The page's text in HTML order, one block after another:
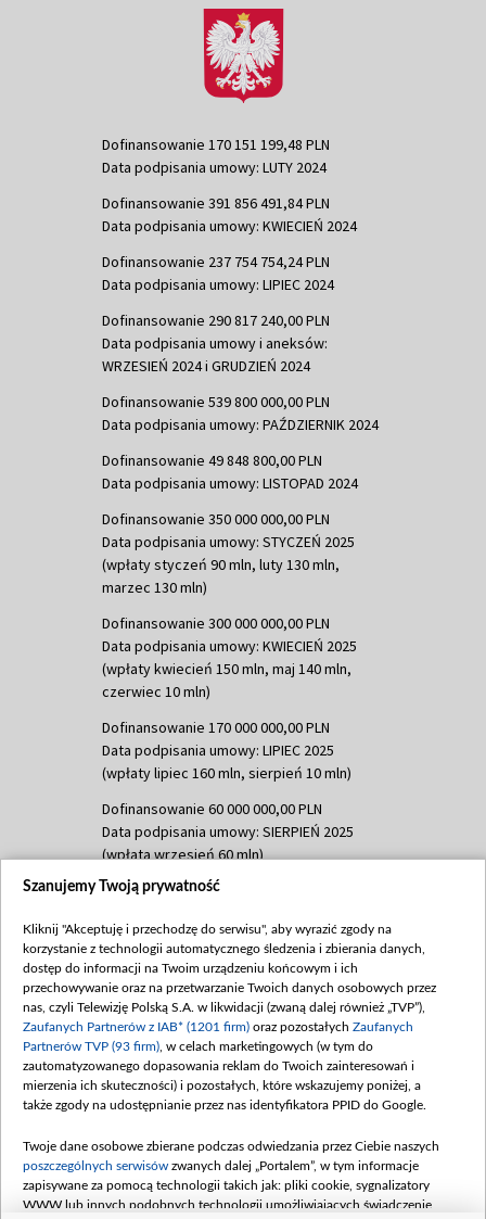
Dofinansowanie 170 151 199,48 PLN
Data podpisania umowy: LUTY 2024
Dofinansowanie 391 856 491,84 PLN
Data podpisania umowy: KWIECIEŃ 2024
Dofinansowanie 237 754 754,24 PLN
Data podpisania umowy: LIPIEC 2024
Dofinansowanie 290 817 240,00 PLN
Data podpisania umowy i aneksów:
WRZESIEŃ 2024 i GRUDZIEŃ 2024
Dofinansowanie 539 800 000,00 PLN
Data podpisania umowy: PAŹDZIERNIK 2024
Dofinansowanie 49 848 800,00 PLN
Data podpisania umowy: LISTOPAD 2024
Dofinansowanie 350 000 000,00 PLN
Data podpisania umowy: STYCZEŃ 2025
(wpłaty styczeń 90 mln, luty 130 mln,
marzec 130 mln)
Dofinansowanie 300 000 000,00 PLN
Data podpisania umowy: KWIECIEŃ 2025
(wpłaty kwiecień 150 mln, maj 140 mln,
czerwiec 10 mln)
Dofinansowanie 170 000 000,00 PLN
Data podpisania umowy: LIPIEC 2025
(wpłaty lipiec 160 mln, sierpień 10 mln)
Dofinansowanie 60 000 000,00 PLN
Data podpisania umowy: SIERPIEŃ 2025
(wpłata wrzesień 60 mln)
Dofinansowanie 635 783 051,21 PLN
(wpłata wrzesień 100 mln, październik 350
mln, listopad 265 mln)
Dofinansowanie 48 862 000,00 PLN
Data podpisania umowy: GRUDZIEŃ 2025
(wpłata grudzień 60,548 mln)
Dofinansowanie 900 000 000,00 PLN
Data podpisania umowy: LUTY 2026 (wpłata
kwiecień 180 mln, 7 maja 180 mln, 8
czerwca 90 mln)
Dofinansowanie 250 000 000,00 PLN
Szanujemy Twoją prywatność
Kliknij "Akceptuję i przechodzę do serwisu", aby wyrazić zgody na
korzystanie z technologii automatycznego śledzenia i zbierania danych,
dostęp do informacji na Twoim urządzeniu końcowym i ich
przechowywanie oraz na przetwarzanie Twoich danych osobowych przez
nas, czyli Telewizję Polską S.A. w likwidacji (zwaną dalej również „TVP”),
Zaufanych Partnerów z IAB* (1201 firm) oraz pozostałych Zaufanych
Partnerów TVP (93 firm) , w celach marketingowych (w tym do
zautomatyzowanego dopasowania reklam do Twoich zainteresowań i
mierzenia ich skuteczności) i pozostałych, które wskazujemy poniżej, a
także zgody na udostępnianie przez nas identyfikatora PPID do Google.
Twoje dane osobowe zbierane podczas odwiedzania przez Ciebie naszych
poszczególnych serwisów zwanych dalej „Portalem”, w tym informacje
zapisywane za pomocą technologii takich jak: pliki cookie, sygnalizatory
WWW lub innych podobnych technologii umożliwiających świadczenie